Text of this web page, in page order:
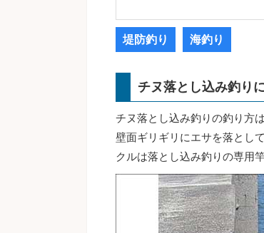
堤防釣り 海釣り
チヌ落とし込み釣り
チヌ落とし込み釣りの釣り方
壁面ギリギリにエサを落とし
クルは落とし込み釣りの専用